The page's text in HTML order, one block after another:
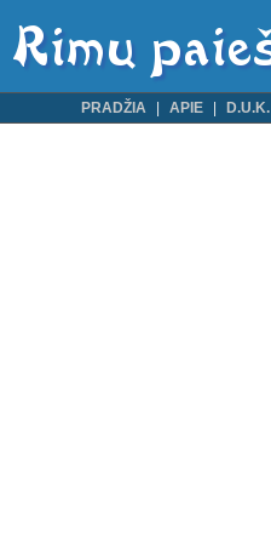
PRADŽIA APIE D.U.K.